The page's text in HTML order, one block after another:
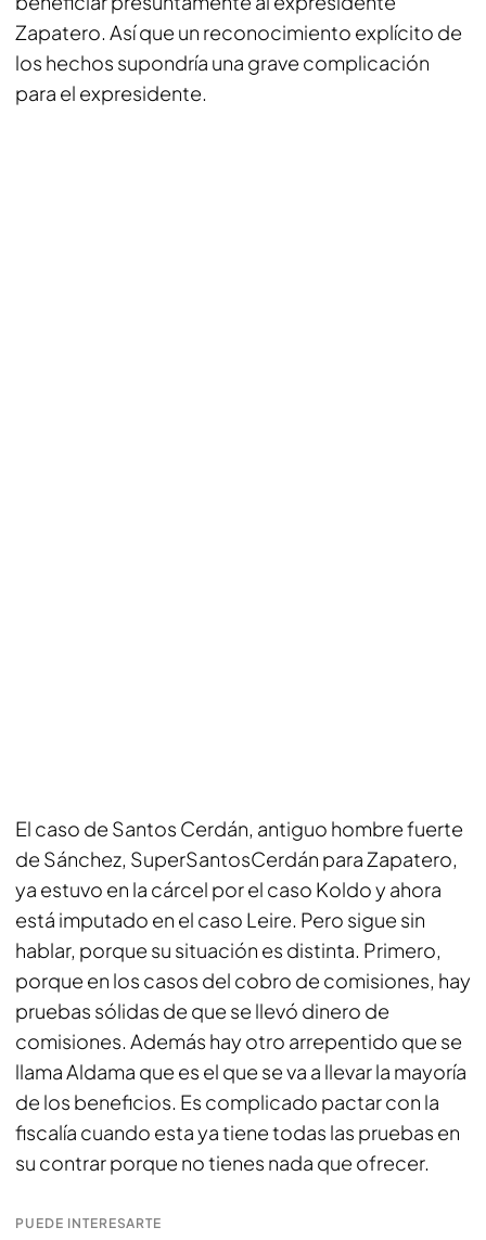
Zapatero. Así que un reconocimiento explícito de
los hechos supondría una grave complicación
para el expresidente.
El caso de Santos Cerdán, antiguo hombre fuerte
de Sánchez, SuperSantosCerdán para Zapatero,
ya estuvo en la cárcel por el caso Koldo y ahora
está imputado en el caso Leire. Pero sigue sin
hablar, porque su situación es distinta. Primero,
porque en los casos del cobro de comisiones, hay
pruebas sólidas de que se llevó dinero de
comisiones. Además hay otro arrepentido que se
llama Aldama que es el que se va a llevar la mayoría
de los beneficios. Es complicado pactar con la
fiscalía cuando esta ya tiene todas las pruebas en
su contrar porque no tienes nada que ofrecer.
PUEDE INTERESARTE